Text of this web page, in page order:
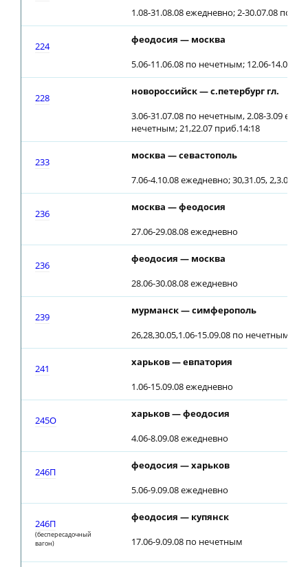
1.08-31.08.08 ежедневно; 2-30.07.08 по
224
феодосия — москва
5.06-11.06.08 по нечетным; 12.06-
228
новороссийск — с.петербург гл.
3.06-31.07.08 по нечетным, 2.08-3.09
нечетным; 21,22.07 приб.14:18
233
москва — севастополь
7.06-4.10.08 ежедневно; 30,31.05, 2,3.06.08
236
москва — феодосия
27.06-29.08.08 ежедневно
236
феодосия — москва
28.06-30.08.08 ежедневно
239
мурманск — симферополь
26,28,30.05,1.06-15.09.08 по нечетным
241
харьков — евпатория
1.06-15.09.08 ежедневно
245О
харьков — феодосия
4.06-8.09.08 ежедневно
246П
феодосия — харьков
5.06-9.09.08 ежедневно
246П
(беспересадочный
вагон)
феодосия — купянск
17.06-9.09.08 по нечетным